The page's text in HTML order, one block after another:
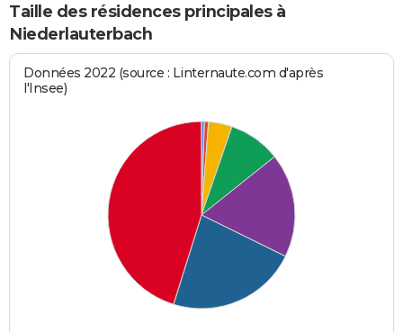
Taille des résidences principales à
Niederlauterbach
Données 2022 (source : Linternaute.com d'après
l'Insee)